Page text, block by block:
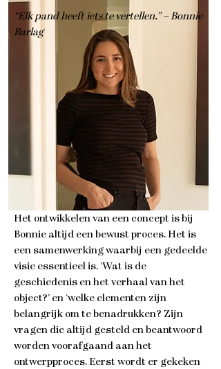
“Elk pand heeft iets te vertellen.” – Bonnie
Barlag
Het ontwikkelen van een concept is bij
Bonnie altijd een bewust proces. Het is
een samenwerking waarbij een gedeelde
visie essentieel is. ‘Wat is de
geschiedenis en het verhaal van het
object?’ en ‘welke elementen zijn
belangrijk om te benadrukken? Zijn
vragen die altijd gesteld en beantwoord
worden voorafgaand aan het
ontwerpproces. Eerst wordt er gekeken